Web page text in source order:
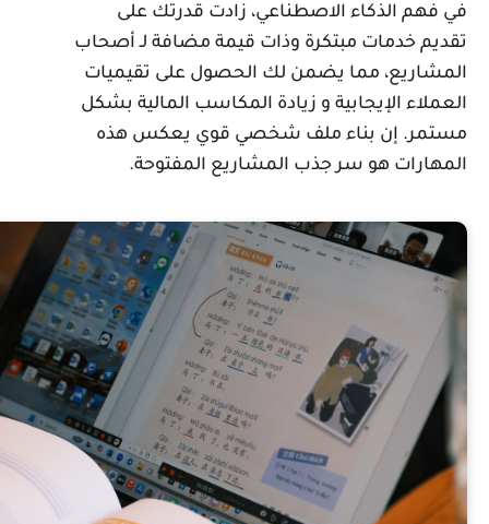
فهم الذكاء الاصطناعي، زادت قدرتك على
خدمات مبتكرة وذات قيمة مضافة لـ أصحاب
مما يضمن لك الحصول على تقيميات
الإيجابية و زيادة المكاسب المالية بشكل
إن بناء ملف شخصي قوي يعكس هذه
هو سر جذب المشاريع المفتوحة.